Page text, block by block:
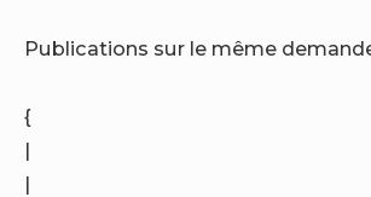
Publications sur le même
{
|
|